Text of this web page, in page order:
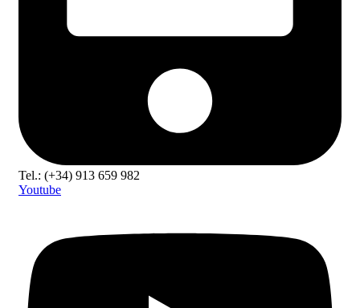
Tel.: (+34) 913 659 982
Youtube